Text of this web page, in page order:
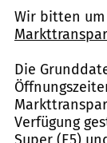
Wir bitten um
Die
Verfügung